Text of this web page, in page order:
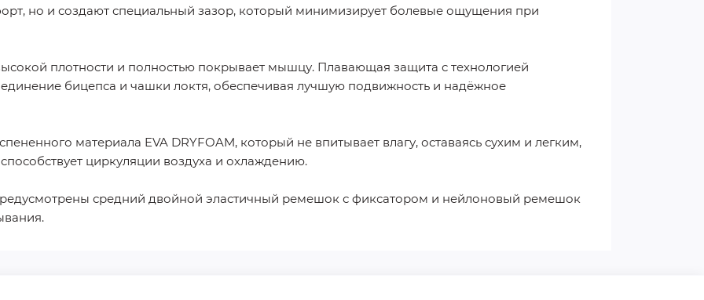
но и создают специальный зазор, который минимизирует болевые ощущения при
плотности и полностью покрывает мышцу. Плавающая защита с технологией
бицепса и чашки локтя, обеспечивая лучшую подвижность и надёжное
материала EVA DRYFOAM, который не впитывает влагу, оставаясь сухим и легким,
циркуляции воздуха и охлаждению.
средний двойной эластичный ремешок с фиксатором и нейлоновый ремешок